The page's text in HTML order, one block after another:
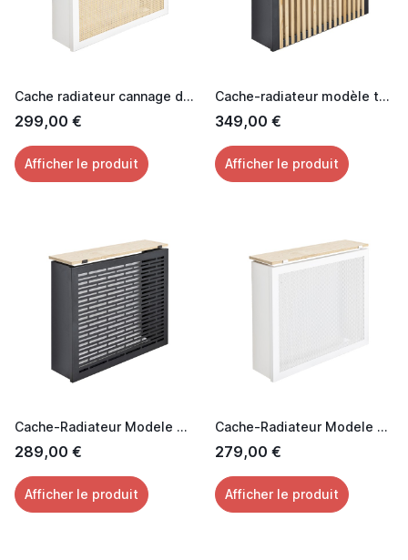
Cache radiateur cannage design avec tablette chêne
299,00 €
Afficher le produit
Cache-radiateur modèle tasseaux
349,00 €
Afficher le produit
Cache-Radiateur Modele Horizon
289,00 €
Afficher le produit
Cache-Radiateur Modele Grillage Trèfle
279,00 €
Afficher le produit